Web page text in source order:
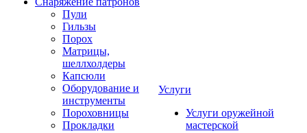
Пули
Гильзы
Порох
Матрицы,
шеллхолдеры
Капсюли
Оборудование и
инструменты
Пороховницы
Прокладки
Услуги
Услуги оружейной
мастерской